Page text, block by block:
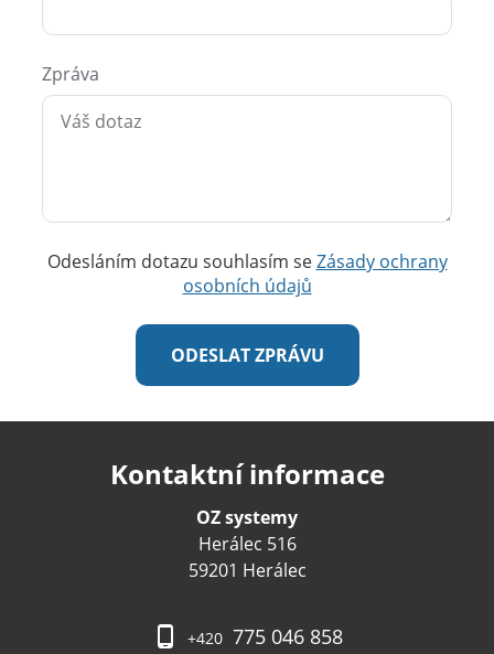
Zpráva
Odesláním dotazu souhlasím seZásady ochrany
osobních údajů
Kontaktní informace
OZ systemy
Herálec 516
59201 Herálec
+420 775 046 858